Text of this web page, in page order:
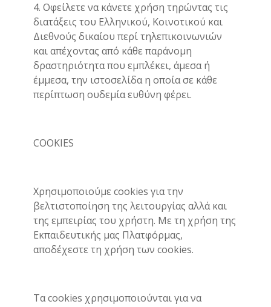
4. Οφείλετε να κάνετε χρήση τηρώντας τις
διατάξεις του Ελληνικού, Κοινοτικού και
Διεθνούς δικαίου περί τηλεπικοινωνιών
και απέχοντας από κάθε παράνομη
δραστηριότητα που εμπλέκει, άμεσα ή
έμμεσα, την ιστοσελίδα η οποία σε κάθε
περίπτωση ουδεμία ευθύνη φέρει.
COOKIES
Χρησιμοποιούμε cookies για την
βελτιστοποίηση της λειτουργίας αλλά και
της εμπειρίας του χρήστη. Με τη χρήση της
Εκπαιδευτικής μας Πλατφόρμας,
αποδέχεστε τη χρήση των cookies.
Τα cookies χρησιμοποιούνται για να